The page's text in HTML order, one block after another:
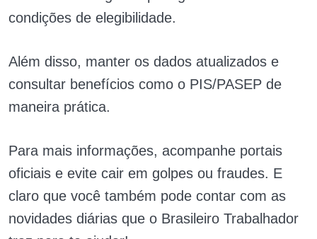
condições de elegibilidade.
Além disso, manter os dados atualizados e
consultar benefícios como o PIS/PASEP de
maneira prática.
Para mais informações, acompanhe portais
oficiais e evite cair em golpes ou fraudes. E
claro que você também pode contar com as
novidades diárias que o Brasileiro Trabalhador